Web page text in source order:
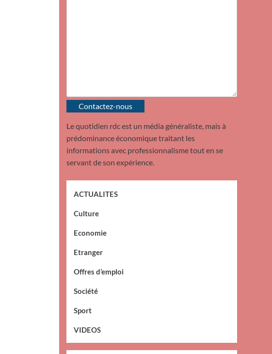
Contactez-nous
Le quotidien rdc est un média généraliste, mais à
prédominance économique traitant les
informations avec professionnalisme tout en se
servant de son expérience.
ACTUALITES
Culture
Economie
Etranger
Offres d’emploi
Société
Sport
VIDEOS